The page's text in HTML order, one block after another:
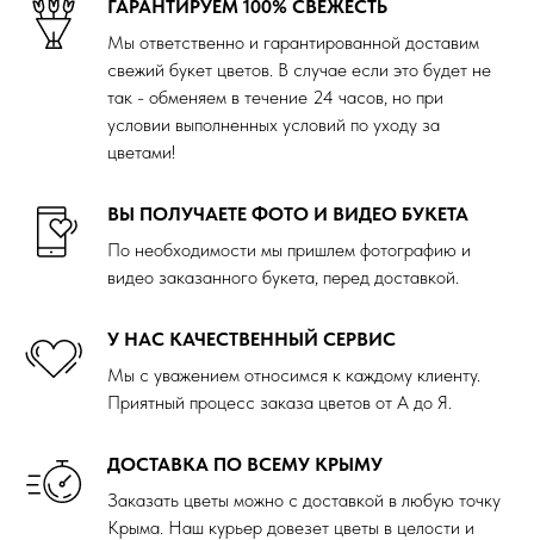
ГАРАНТИРУЕМ 100% СВЕЖЕСТЬ
Мы ответственно и гарантированной доставим
свежий букет цветов. В случае если это будет не
так - обменяем в течение 24 часов, но при
условии выполненных условий по уходу за
цветами!
ВЫ ПОЛУЧАЕТЕ ФОТО И ВИДЕО БУКЕТА
По необходимости мы пришлем фотографию и
видео заказанного букета, перед доставкой.
У НАС КАЧЕСТВЕННЫЙ СЕРВИС
Мы с уважением относимся к каждому клиенту.
Приятный процесс заказа цветов от А до Я.
ДОСТАВКА ПО ВСЕМУ КРЫМУ
Заказать цветы можно с доставкой в любую точку
Крыма. Наш курьер довезет цветы в целости и